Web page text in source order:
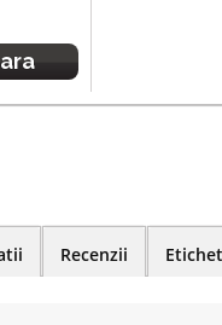
Recenzii